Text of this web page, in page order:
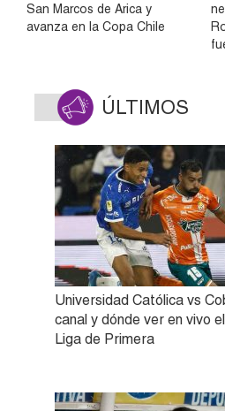
San Marcos de Arica y
avanza en la Copa Chile
ÚLTIMOS
Universidad Católica vs
canal y dónde ver en vivo
Liga de Primera